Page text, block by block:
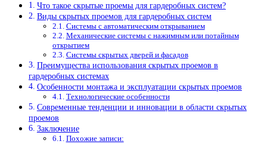
Что такое скрытые проемы для гардеробных систем?
Виды скрытых проемов для гардеробных систем
Системы с автоматическим открыванием
Механические системы с нажимным или потайным
открытием
Системы скрытых дверей и фасадов
Преимущества использования скрытых проемов в
гардеробных системах
Особенности монтажа и эксплуатации скрытых проемов
Технологические особенности
Современные тенденции и инновации в области скрытых
проемов
Заключение
Похожие записи: